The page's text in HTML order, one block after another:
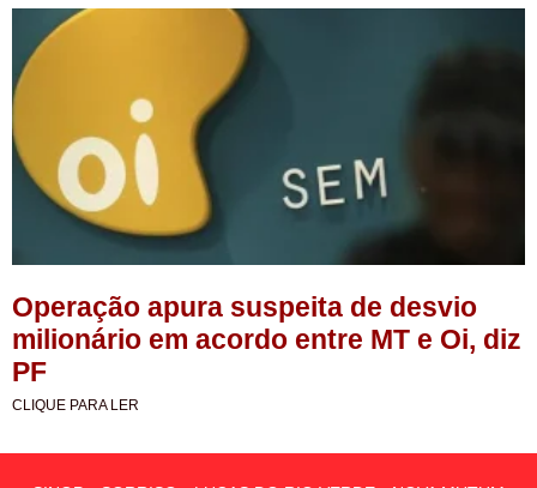
Operação apura suspeita de desvio
milionário em acordo entre MT e Oi, diz
PF
CLIQUE PARA LER